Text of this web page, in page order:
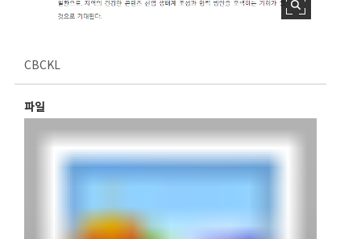
CBCKL
파일